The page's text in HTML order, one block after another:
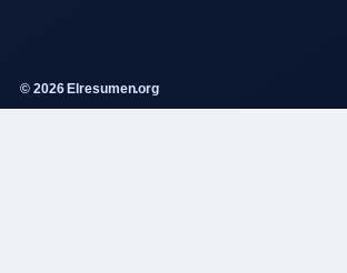
© 2026 Elresumen.org